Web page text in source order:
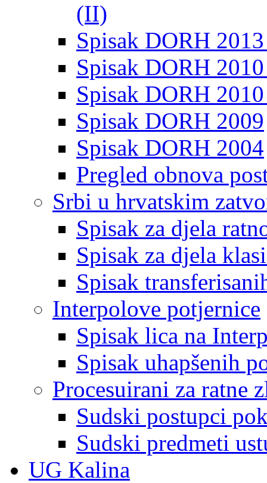
(II)
Spisak DORH
Spisak DORH
Spisak DORH
Spisak DORH 2009
Spisak DORH 2004
Pregled obnova
Srbi u hrvatskim
Spisak za djela
Spisak za djela
Spisak
Interpolove potjernice
Spisak lica na
Spisak uhapšenih
Procesuirani za ratne
Sudski postupci
Sudski predmeti
UG Kalina